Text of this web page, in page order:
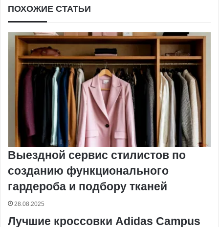
ПОХОЖИЕ СТАТЬИ
Выездной сервис стилистов по
созданию функционального
гардероба и подбору тканей
28.08.2025
Лучшие кроссовки Adidas Campus